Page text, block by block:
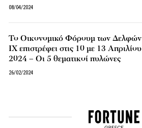
08/04/2024
Το Οικονομικό Φόρουμ των Δελφών
IX επιστρέφει στις 10 με 13 Απριλίου
2024 – Οι 5 θεματικοί πυλώνες
26/02/2024